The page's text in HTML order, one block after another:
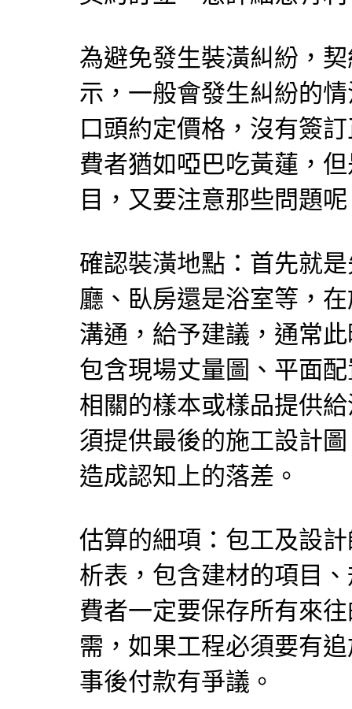
為避免發生裝潢糾紛，
示，一般會發生糾紛的
口頭約定價格，沒有簽
費者猶如啞巴吃黃蓮，
目，又要注意那些問題
確認裝潢地點：首先就
廳、臥房還是浴室等，
溝通，給予建議，通常
包含現場丈量圖、平面
相關的樣本或樣品提供
須提供最後的施工設計
造成認知上的落差。
估算的細項：包工及設
析表，包含建材的項目
費者一定要保存所有來
需，如果工程必須要有
事後付款有爭議。